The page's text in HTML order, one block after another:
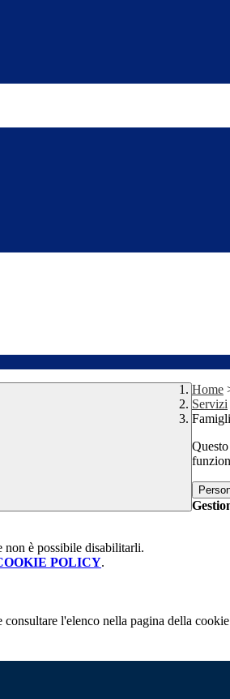
Home
Servizi
non è possibile disabilitarli.
POLICY.
l'elenco nella pagina della